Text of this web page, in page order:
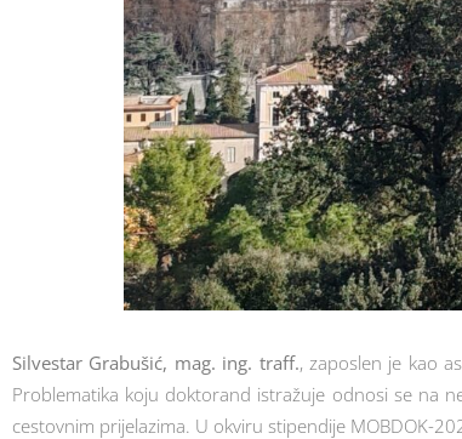
Silvestar Grabušić, mag. ing. traff., zaposlen je kao
Problematika koju doktorand istražuje odnosi se na
cestovnim prijelazima. U okviru stipendije MOBDOK-